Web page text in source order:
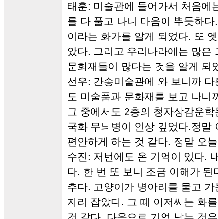
태훈: 미술관에 들어가서 처음에
를 다 풀고 나니 마음이 뿌듯하
이라는 화가를 알게 되었다. 또
았다. 그리고 우리나라에는 많은
문화재들이 많다는 것을 알게 되
선우: 간송미술관에 와 보니까
도 미술품과 문화재를 보고 나니
그 중에서도 2층의 청자상감운
국화 무늬병이 인상 깊었다.정말
편안하게 하는 것 같다. 정말 오
수진: 저번에도 온 기억이 있다.
다. 한 번 또 보니 조금 이해가
추다. 고양이가 병아리를 물고
자리 잡았다. 그 때 아저씨는 화